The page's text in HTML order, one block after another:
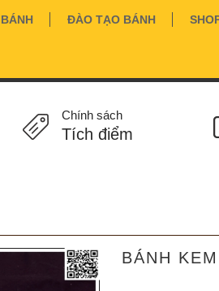
ĐÀO TẠO BÁNH
Chính sách
Tích điểm
BÁNH